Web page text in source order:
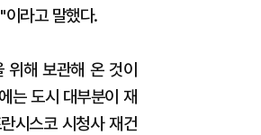
라고 말했다.
해 보관해 온 것이
는 도시 대부분이 재
시스코 시청사 재건